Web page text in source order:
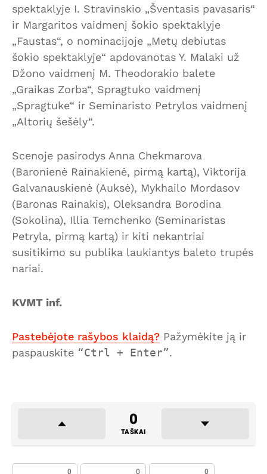
spektaklyje I. Stravinskio „Šventasis pavasaris“
ir Margaritos vaidmenį šokio spektaklyje
„Faustas“, o nominacijoje „Metų debiutas
šokio spektaklyje“ apdovanotas Y. Malaki už
Džono vaidmenį M. Theodorakio balete
„Graikas Zorba“, Spragtuko vaidmenį
„Spragtuke“ ir Seminaristo Petrylos vaidmenį
„Altorių šešėly“.
Scenoje pasirodys Anna Chekmarova
(Baronienė Rainakienė, pirmą kartą), Viktorija
Galvanauskienė (Auksė), Mykhailo Mordasov
(Baronas Rainakis), Oleksandra Borodina
(Sokolina), Illia Temchenko (Seminaristas
Petryla, pirmą kartą) ir kiti nekantriai
susitikimo su publika laukiantys baleto trupės
nariai.
KVMT inf.
Pastebėjote rašybos klaidą? Pažymėkite ją ir
paspauskite
Ctrl + Enter .
0
TAŠKAI
0 0 0